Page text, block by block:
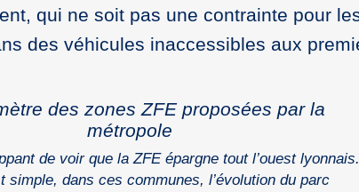
qui ne soit pas une contrainte pour
des véhicules inaccessibles aux
des zones ZFE proposées par la
métropole
de voir que la ZFE épargne tout l’ouest lyonnais.
simple, dans ces communes, l’évolution du parc